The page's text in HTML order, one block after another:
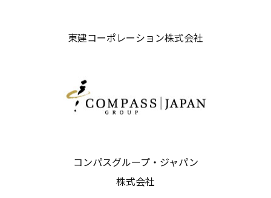
東建コーポレーション株式会社
コンパスグループ・ジャパン
株式会社